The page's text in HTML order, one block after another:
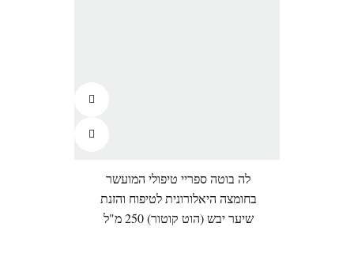
לה בוטה ספריי טיפולי המועשר
בחומצה היאלורונית לטיפוח והזנת
שיער יבש (הוט קוטור) 250 מ"ל